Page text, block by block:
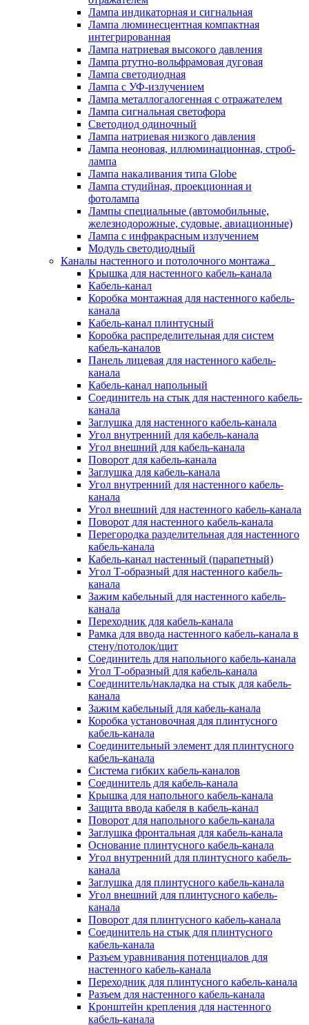
Лампа индикаторная и сигнальная
Лампа люминесцентная компактная
интегрированная
Лампа натриевая высокого давления
Лампа ртутно-вольфрамовая дуговая
Лампа светодиодная
Лампа с УФ-излучением
Лампа металлогалогенная с отражателем
Лампа сигнальная светофора
Светодиод одиночный
Лампа натриевая низкого давления
Лампа неоновая, иллюминационная, строб-
лампа
Лампа накаливания типа Globe
Лампа студийная, проекционная и
фотолампа
Лампы специальные (автомобильные,
железнодорожные, судовые, авиационные)
Лампа с инфракрасным излучением
Модуль светодиодный
Каналы настенного и потолочного монтажа
Крышка для настенного кабель-канала
Кабель-канал
Коробка монтажная для настенного кабель-
канала
Кабель-канал плинтусный
Коробка распределительная для систем
кабель-каналов
Панель лицевая для настенного кабель-
канала
Кабель-канал напольный
Соединитель на стык для настенного кабель-
канала
Заглушка для настенного кабель-канала
Угол внутренний для кабель-канала
Угол внешний для кабель-канала
Поворот для кабель-канала
Заглушка для кабель-канала
Угол внутренний для настенного кабель-
канала
Угол внешний для настенного кабель-канала
Поворот для настенного кабель-канала
Перегородка разделительная для настенного
кабель-канала
Кабель-канал настенный (парапетный)
Угол Т-образный для настенного кабель-
канала
Зажим кабельный для настенного кабель-
канала
Переходник для кабель-канала
Рамка для ввода настенного кабель-канала в
стену/потолок/щит
Соединитель для напольного кабель-канала
Угол Т-образный для кабель-канала
Соединитель/накладка на стык для кабель-
канала
Зажим кабельный для кабель-канала
Коробка установочная для плинтусного
кабель-канала
Соединительный элемент для плинтусного
кабель-канала
Система гибких кабель-каналов
Соединитель для кабель-канала
Крышка для напольного кабель-канала
Защита ввода кабеля в кабель-канал
Поворот для напольного кабель-канала
Заглушка фронтальная для кабель-канала
Основание плинтусного кабель-канала
Угол внутренний для плинтусного кабель-
канала
Заглушка для плинтусного кабель-канала
Угол внешний для плинтусного кабель-
канала
Поворот для плинтусного кабель-канала
Соединитель на стык для плинтусного
кабель-канала
Разъем уравнивания потенциалов для
настенного кабель-канала
Переходник для плинтусного кабель-канала
Разъем для настенного кабель-канала
Кронштейн крепления для настенного
кабель-канала